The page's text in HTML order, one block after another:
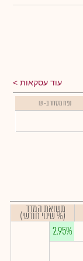
עוד עסקאות
נפח מסחר ב- ₪
תשואת המדד
(% שינוי חודשי)
2.95%